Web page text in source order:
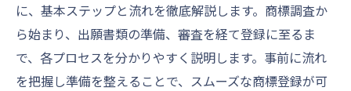
に、基本ステップと流れを徹底解説します。商標調査か
ら始まり、出願書類の準備、審査を経て登録に至るま
で、各プロセスを分かりやすく説明します。事前に流れ
を把握し準備を整えることで、スムーズな商標登録が可